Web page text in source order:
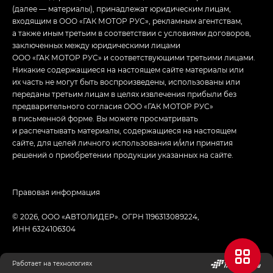
(далее — материалы), принадлежат юридическим лицам,
входящим в ООО «ГАК МОТОР РУС», рекламным агентствам,
а также иным третьим в соответствии с условиями договоров,
заключенных между юридическими лицами
ООО «ГАК МОТОР РУС» и соответствующими третьими лицами.
Никакие содержащиеся на настоящем сайте материалы или
их часть не могут быть воспроизведены, использованы или
переданы третьим лицам в целях извлечения прибыли без
предварительного согласия ООО «ГАК МОТОР РУС»
в письменной форме. Вы можете просматривать
и распечатывать материалы, содержащиеся на настоящем
сайте, для целей личного использования и/или принятия
решений о приобретении продукции указанных на сайте.
© 2026, ООО «АВТОЛИДЕР». ОГРН 1196313089224,
ИНН 6324106304
Правовая информация
Работает на технологиях